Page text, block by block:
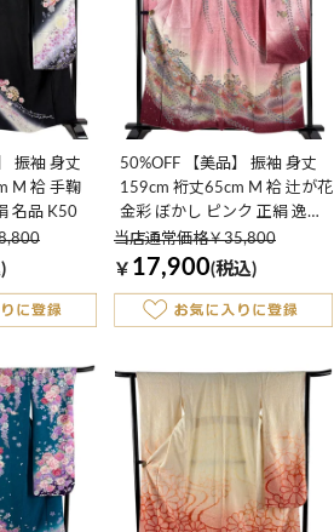
振袖 身丈
M 袷 手鞠
名品 K50
50%OFF 【美品】 振袖 身丈
159cm 裄丈65cm M 袷 辻が花
金彩 ぼかし ピンク 正絹 逸品
K50
当店通常価格￥35,800
￥ 17,900(税込)